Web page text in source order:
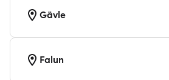
Gävle
Falun